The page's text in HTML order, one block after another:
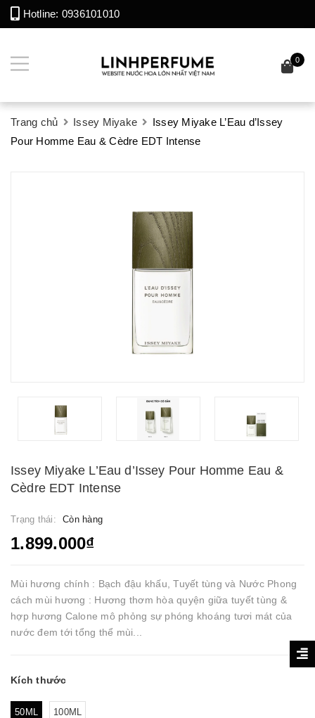
Hotline: 0936101010
0
Trang chủ Issey Miyake
Issey Miyake L’Eau d’Issey
Pour Homme Eau & Cèdre EDT Intense
Issey Miyake L’Eau d’Issey Pour Homme Eau &
Cèdre EDT Intense
Trạng thái: Còn hàng
1.899.000₫
Mùi hương chính : Bạch đậu khấu, Tuyết tùng và Nước Phong
cách mùi hương : Hương thơm hòa quyện giữa tuyết tùng &
hợp hương Calone mô phỏng sự phóng khoáng tươi mát của
nước đem tới tổng thể mùi...
Kích thước
50ML 100ML